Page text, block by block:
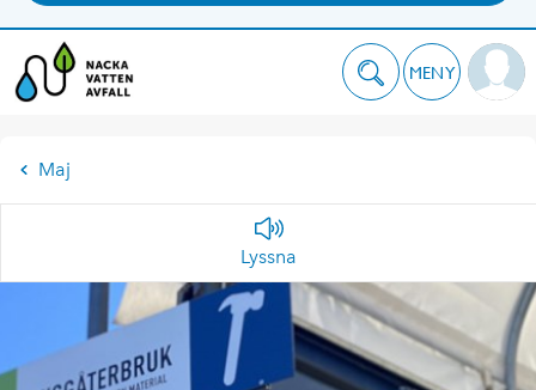
MENY
Maj
Lyssna